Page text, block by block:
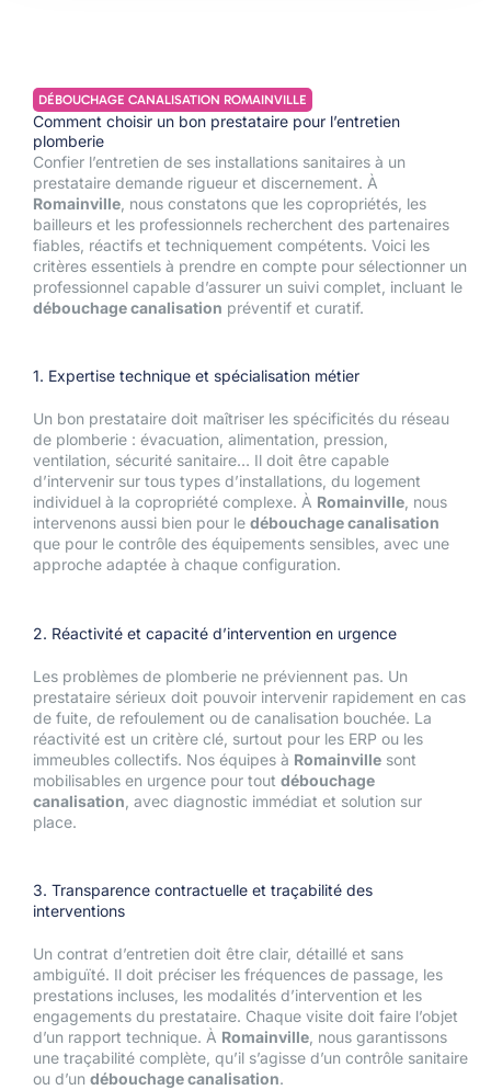
DÉBOUCHAGE CANALISATION ROMAINVILLE
Comment choisir un bon prestataire pour l’entretien
plomberie
Confier l’entretien de ses installations sanitaires à un
prestataire demande rigueur et discernement. À
Romainville , nous constatons que les copropriétés, les
bailleurs et les professionnels recherchent des partenaires
fiables, réactifs et techniquement compétents. Voici les
critères essentiels à prendre en compte pour sélectionner un
professionnel capable d’assurer un suivi complet, incluant le
débouchage canalisation préventif et curatif.
1. Expertise technique et spécialisation métier
Un bon prestataire doit maîtriser les spécificités du réseau
de plomberie : évacuation, alimentation, pression,
ventilation, sécurité sanitaire… Il doit être capable
d’intervenir sur tous types d’installations, du logement
individuel à la copropriété complexe. À Romainville , nous
intervenons aussi bien pour le débouchage canalisation
que pour le contrôle des équipements sensibles, avec une
approche adaptée à chaque configuration.
2. Réactivité et capacité d’intervention en urgence
Les problèmes de plomberie ne préviennent pas. Un
prestataire sérieux doit pouvoir intervenir rapidement en cas
de fuite, de refoulement ou de canalisation bouchée. La
réactivité est un critère clé, surtout pour les ERP ou les
immeubles collectifs. Nos équipes à Romainville sont
mobilisables en urgence pour tout débouchage
canalisation , avec diagnostic immédiat et solution sur
place.
3. Transparence contractuelle et traçabilité des
interventions
Un contrat d’entretien doit être clair, détaillé et sans
ambiguïté. Il doit préciser les fréquences de passage, les
prestations incluses, les modalités d’intervention et les
engagements du prestataire. Chaque visite doit faire l’objet
d’un rapport technique. À Romainville , nous garantissons
une traçabilité complète, qu’il s’agisse d’un contrôle sanitaire
ou d’un débouchage canalisation.